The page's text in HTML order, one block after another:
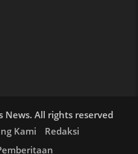
All rights reserved
Kami
Redaksi